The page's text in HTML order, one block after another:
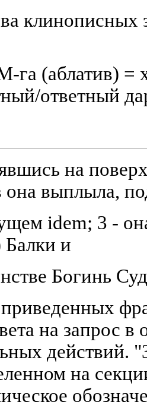
клинописных
га (аблатив) =
ответный
на
она выплыла,
idem; 3 -
и
Богинь
на запрос в
действий.
на